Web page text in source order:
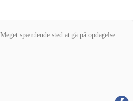
Meget spændende sted at gå på opdagelse.